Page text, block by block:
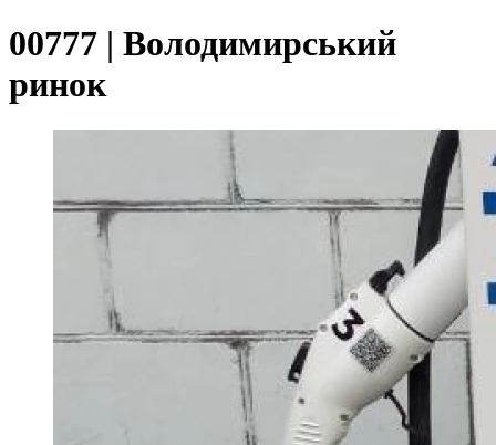
00777 | Володимирський
ринок